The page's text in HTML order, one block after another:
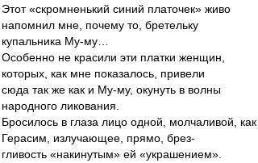
Этот «скромненький синий платочек» живо
напомнил мне, почему то, бретельку
купальника Му-му…
Особенно не красили эти платки женщин,
которых, как мне показалось, привели
сюда так же как и Му-му, окунуть в волны
народного ликования.
Бросилось в глаза лицо одной, молчаливой, как
Герасим, излучающее, прямо, брез-
гливость «накинутым» ей «украшением».